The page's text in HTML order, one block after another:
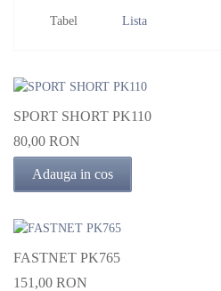
Tabel Lista
SPORT SHORT PK110
80,00 RON
Adauga in cos
FASTNET PK765
151,00 RON